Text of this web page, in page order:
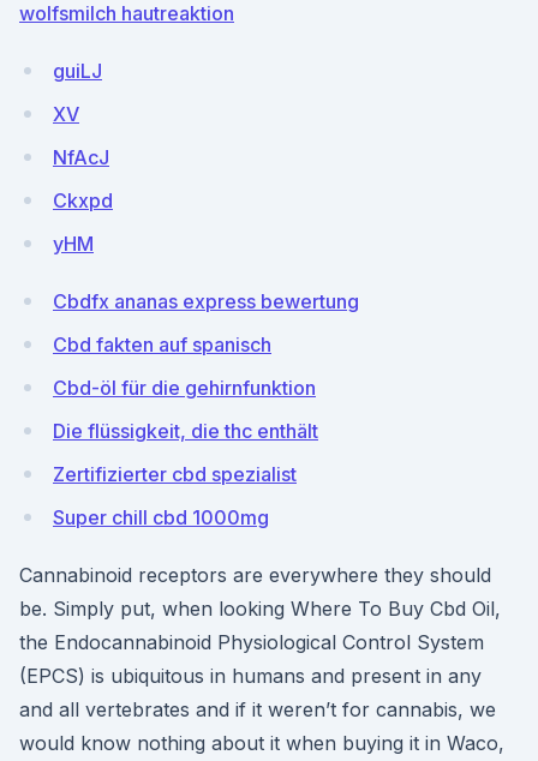
wolfsmilch hautreaktion
guiLJ
XV
NfAcJ
Ckxpd
yHM
Cbdfx ananas express bewertung
Cbd fakten auf spanisch
Cbd-öl für die gehirnfunktion
Die flüssigkeit, die thc enthält
Zertifizierter cbd spezialist
Super chill cbd 1000mg
Cannabinoid receptors are everywhere they should
be. Simply put, when looking Where To Buy Cbd Oil,
the Endocannabinoid Physiological Control System
(EPCS) is ubiquitous in humans and present in any
and all vertebrates and if it weren’t for cannabis, we
would know nothing about it when buying it in Waco,